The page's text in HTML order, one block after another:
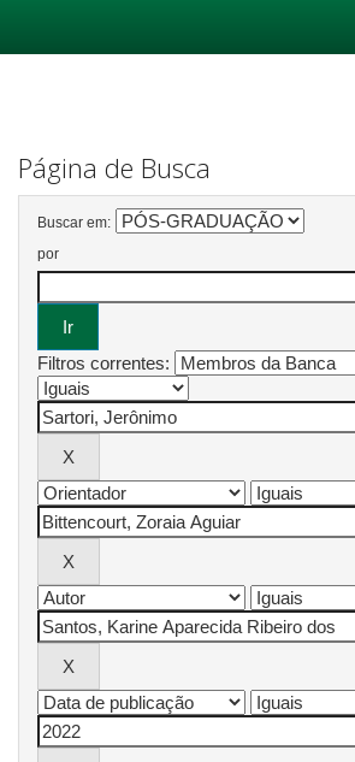
Página de Busca
Buscar em:
por
Filtros correntes: